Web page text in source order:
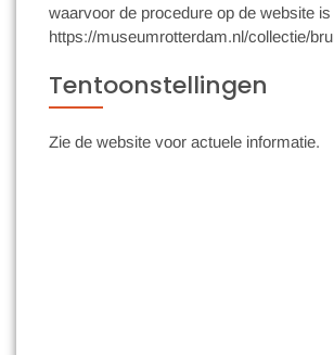
waarvoor de procedure op de website is
https://museumrotterdam.nl/collectie/
Tentoonstellingen
Zie de website voor actuele informatie.